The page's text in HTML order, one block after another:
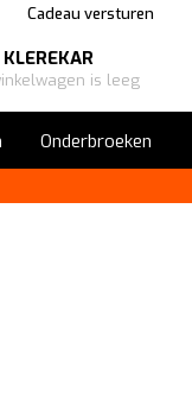
Cadeau versturen
KLEREKAR
is leeg
Onderbroeken